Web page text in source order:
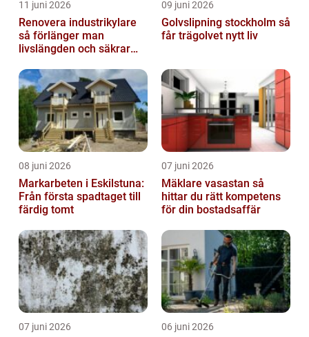
11 juni 2026
Renovera industrikylare
så förlänger man
livslängden och säkrar
09 juni 2026
Golvslipning stockholm så
får trägolvet nytt liv
08 juni 2026
Markarbeten i Eskilstuna:
Från första spadtaget till
färdig tomt
07 juni 2026
Mäklare vasastan så
hittar du rätt kompetens
för din bostadsaffär
07 juni 2026 06 juni 2026